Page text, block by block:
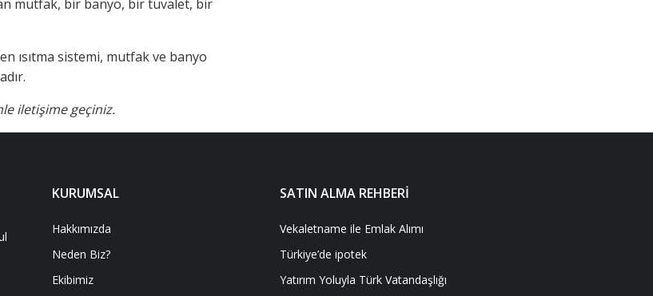
mutfak, bir banyo, bir tuvalet, bir
ısıtma sistemi, mutfak ve banyo
iletişime geçiniz.
KURUMSAL
Hakkımızda
Neden Biz?
Ekibimiz
SATIN ALMA REHBERİ
Vekaletname ile Emlak Alımı
Türkiye’de ipotek
Yatırım Yoluyla Türk Vatandaşlığı